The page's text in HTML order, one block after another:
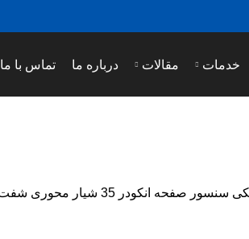
خدمات مقالات درباره ما تماس با ما
سنسور صفحه انکودر 35 شیار محوری شفت 16و قطر 64 میلیمتر